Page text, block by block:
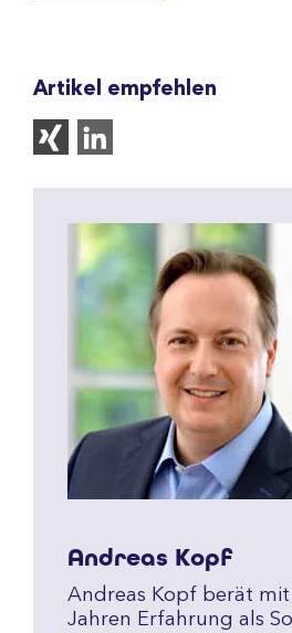
Artikel empfehlen
Andreas Kopf
Andreas Kopf berät
Jahren Erfahrung als